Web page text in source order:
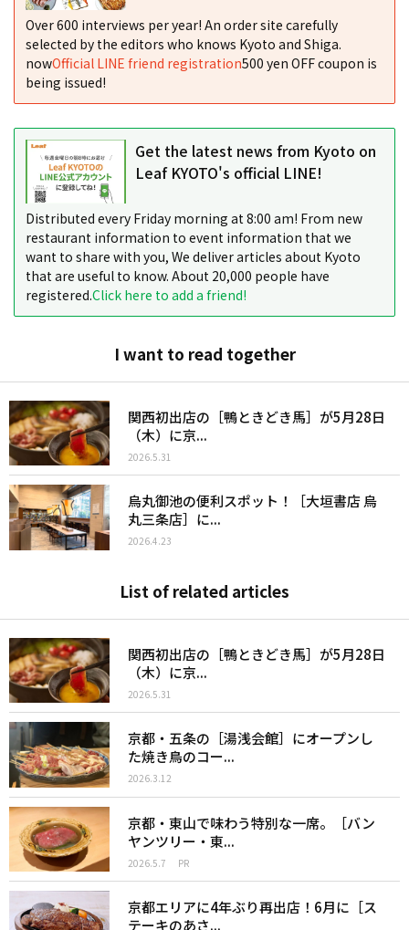
Over 600 interviews per year! An order site carefully
selected by the editors who knows Kyoto and Shiga.
nowOfficial LINE friend registration500 yen OFF coupon is
being issued!
Get the latest news from Kyoto on
Leaf KYOTO's official LINE!
Distributed every Friday morning at 8:00 am! From new
restaurant information to event information that we
want to share with you, We deliver articles about Kyoto
that are useful to know. About 20,000 people have
registered.Click here to add a friend!
I want to read together
関西初出店の［鴨ときどき馬］が5月28日
（木）に京...
2026.5.31
烏丸御池の便利スポット！［大垣書店 烏
丸三条店］に...
2026.4.23
List of related articles
関西初出店の［鴨ときどき馬］が5月28日
（木）に京...
2026.5.31
京都・五条の［湯浅会館］にオープンし
た焼き鳥のコー...
2026.3.12
京都・東山で味わう特別な一席。［バン
ヤンツリー・東...
2026.5.7 PR
京都エリアに4年ぶり再出店！6月に［ス
テーキのあさ...